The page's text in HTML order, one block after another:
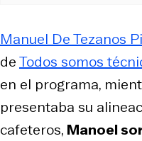
Manuel De Tezanos
deTodos somos
en el programa,
presentaba su
cafeteros, Manoel